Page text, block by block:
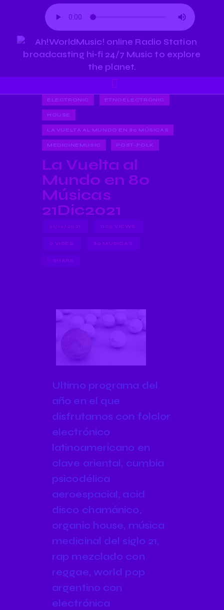
ELECTRONIC ETNOELECTRONIC
HOUSE
LA VUELTA AL MUNDO EN 80 MÚSICAS
MEDICINEMUSIC POST-FOLK
La Vuelta al
Mundo en 80
Músicas
21Dic2021
21/12/2021 1105 VIEWS
0 VIBES 80 MUSICAS
SHARE
Ultimo programa del
año en el que
disfrutamos con folclor
electrónico
latinoamericano en
clave oriental, cumbia
psicodélica
aeroespacial, acid
disco chamánico,
organic house, música
medicinal del siglo 21,
rap mezclado con
reggae, world pop
argentino con
electrónica